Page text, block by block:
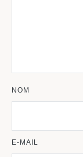
NOM
E-MAIL